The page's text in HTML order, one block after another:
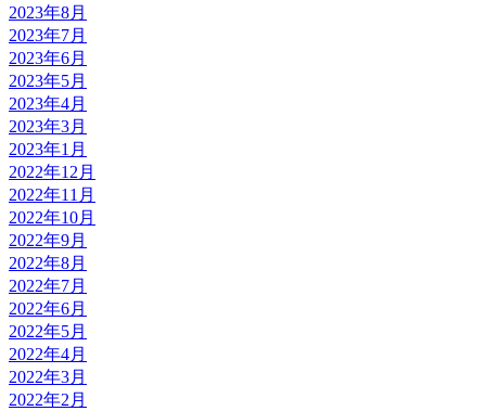
2023年8月
2023年7月
2023年6月
2023年5月
2023年4月
2023年3月
2023年1月
2022年12月
2022年11月
2022年10月
2022年9月
2022年8月
2022年7月
2022年6月
2022年5月
2022年4月
2022年3月
2022年2月